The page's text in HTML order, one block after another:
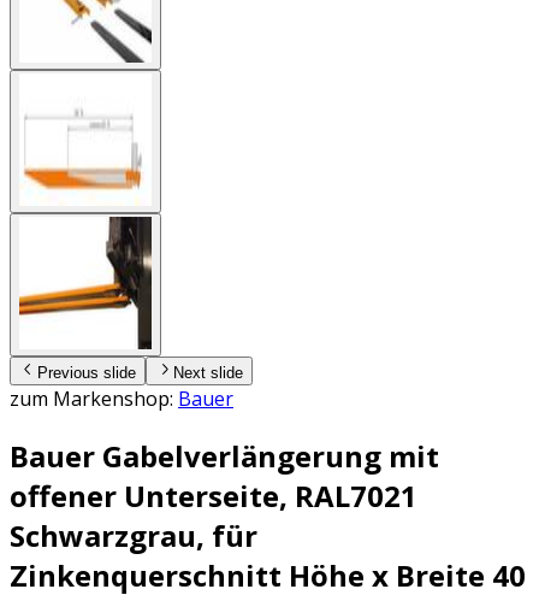
Previous slide Next slide
zum Markenshop: Bauer
Bauer Gabelverlängerung mit
offener Unterseite, RAL7021
Schwarzgrau, für
Zinkenquerschnitt Höhe x Breite 40